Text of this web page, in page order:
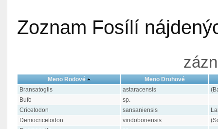
Zoznam Fosílí
Meno Rodové
Meno Druhové
Bransatoglis
astaracensis
Bufo
sp.
Cricetodon
sansaniensis
Democricetodon
vindobonensis